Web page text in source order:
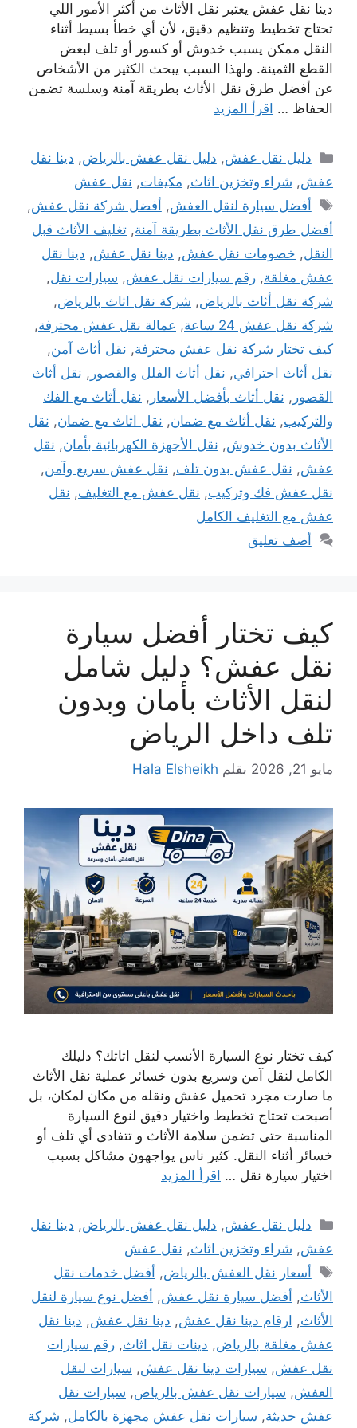
دينا نقل عفش يعتبر نقل الأثاث من أكثر الأمور اللي
تحتاج تخطيط وتنظيم دقيق، لأن أي خطأ بسيط أثناء
النقل ممكن يسبب خدوش أو كسور أو تلف لبعض
القطع الثمينة. ولهذا السبب يبحث الكثير من الأشخاص
عن أفضل طرق نقل الأثاث بطريقة آمنة وسلسة تضمن
الحفاظ … اقرأ المزيد
التصنيفات
دليل نقل عفش, دليل نقل عفش بالرياض, دينا نقل
عفش, شراء وتخزين اثاث, مكيفات, نقل عفش
الوسوم
أفضل سيارة لنقل العفش, أفضل شركة نقل عفش,
أفضل طرق نقل الأثاث بطريقة آمنة, تغليف الأثاث قبل
النقل, خصومات نقل عفش, دينا نقل عفش, دينا نقل
عفش مغلقة, رقم سيارات نقل عفش, سيارات نقل,
شركة نقل أثاث بالرياض, شركة نقل اثاث بالرياض,
شركة نقل عفش 24 ساعة
, عمالة نقل عفش محترفة,
كيف تختار شركة نقل عفش محترفة, نقل أثاث آمن,
نقل أثاث احترافي, نقل أثاث الفلل والقصور , نقل أثاث
القصور , نقل أثاث بأفضل الأسعار , نقل أثاث مع الفك
والتركيب, نقل أثاث مع ضمان, نقل اثاث مع ضمان, نقل
الأثاث بدون خدوش, نقل الأجهزة الكهربائية بأمان, نقل
عفش, نقل عفش بدون تلف, نقل عفش سريع وآمن,
نقل عفش فك وتركيب, نقل عفش مع التغليف, نقل
عفش مع التغليف الكامل
أضف تعليق
كيف تختار أفضل سيارة
نقل عفش؟ دليل شامل
لنقل الأثاث بأمان وبدون
تلف داخل الرياض
مايو 21, 2026 بقلم Hala Elsheikh
كيف تختار نوع السيارة الأنسب لنقل اثاثك؟ دليلك
الكامل لنقل آمن وسريع بدون خسائر عملية نقل الأثاث
ما صارت مجرد تحميل عفش ونقله من مكان لمكان، بل
أصبحت تحتاج تخطيط واختيار دقيق لنوع السيارة
المناسبة حتى تضمن سلامة الأثاث و تتفادى أي تلف أو
خسائر أثناء النقل. كثير ناس يواجهون مشاكل بسبب
اختيار سيارة نقل … اقرأ المزيد
التصنيفات
دليل نقل عفش, دليل نقل عفش بالرياض, دينا نقل
عفش, شراء وتخزين اثاث, نقل عفش
الوسوم
أسعار نقل العفش بالرياض, أفضل خدمات نقل
الأثاث, أفضل سيارة نقل عفش, أفضل نوع سيارة لنقل
الأثاث, ارقام دينا نقل عفش, دينا نقل عفش, دينا نقل
عفش مغلقة بالرياض, دينات نقل اثاث, رقم سيارات
نقل عفش, سيارات دينا نقل عفش, سيارات لنقل
العفش, سيارات نقل عفش بالرياض, سيارات نقل
عفش حديثة, سيارات نقل عفش مجهزة بالكامل, شركة